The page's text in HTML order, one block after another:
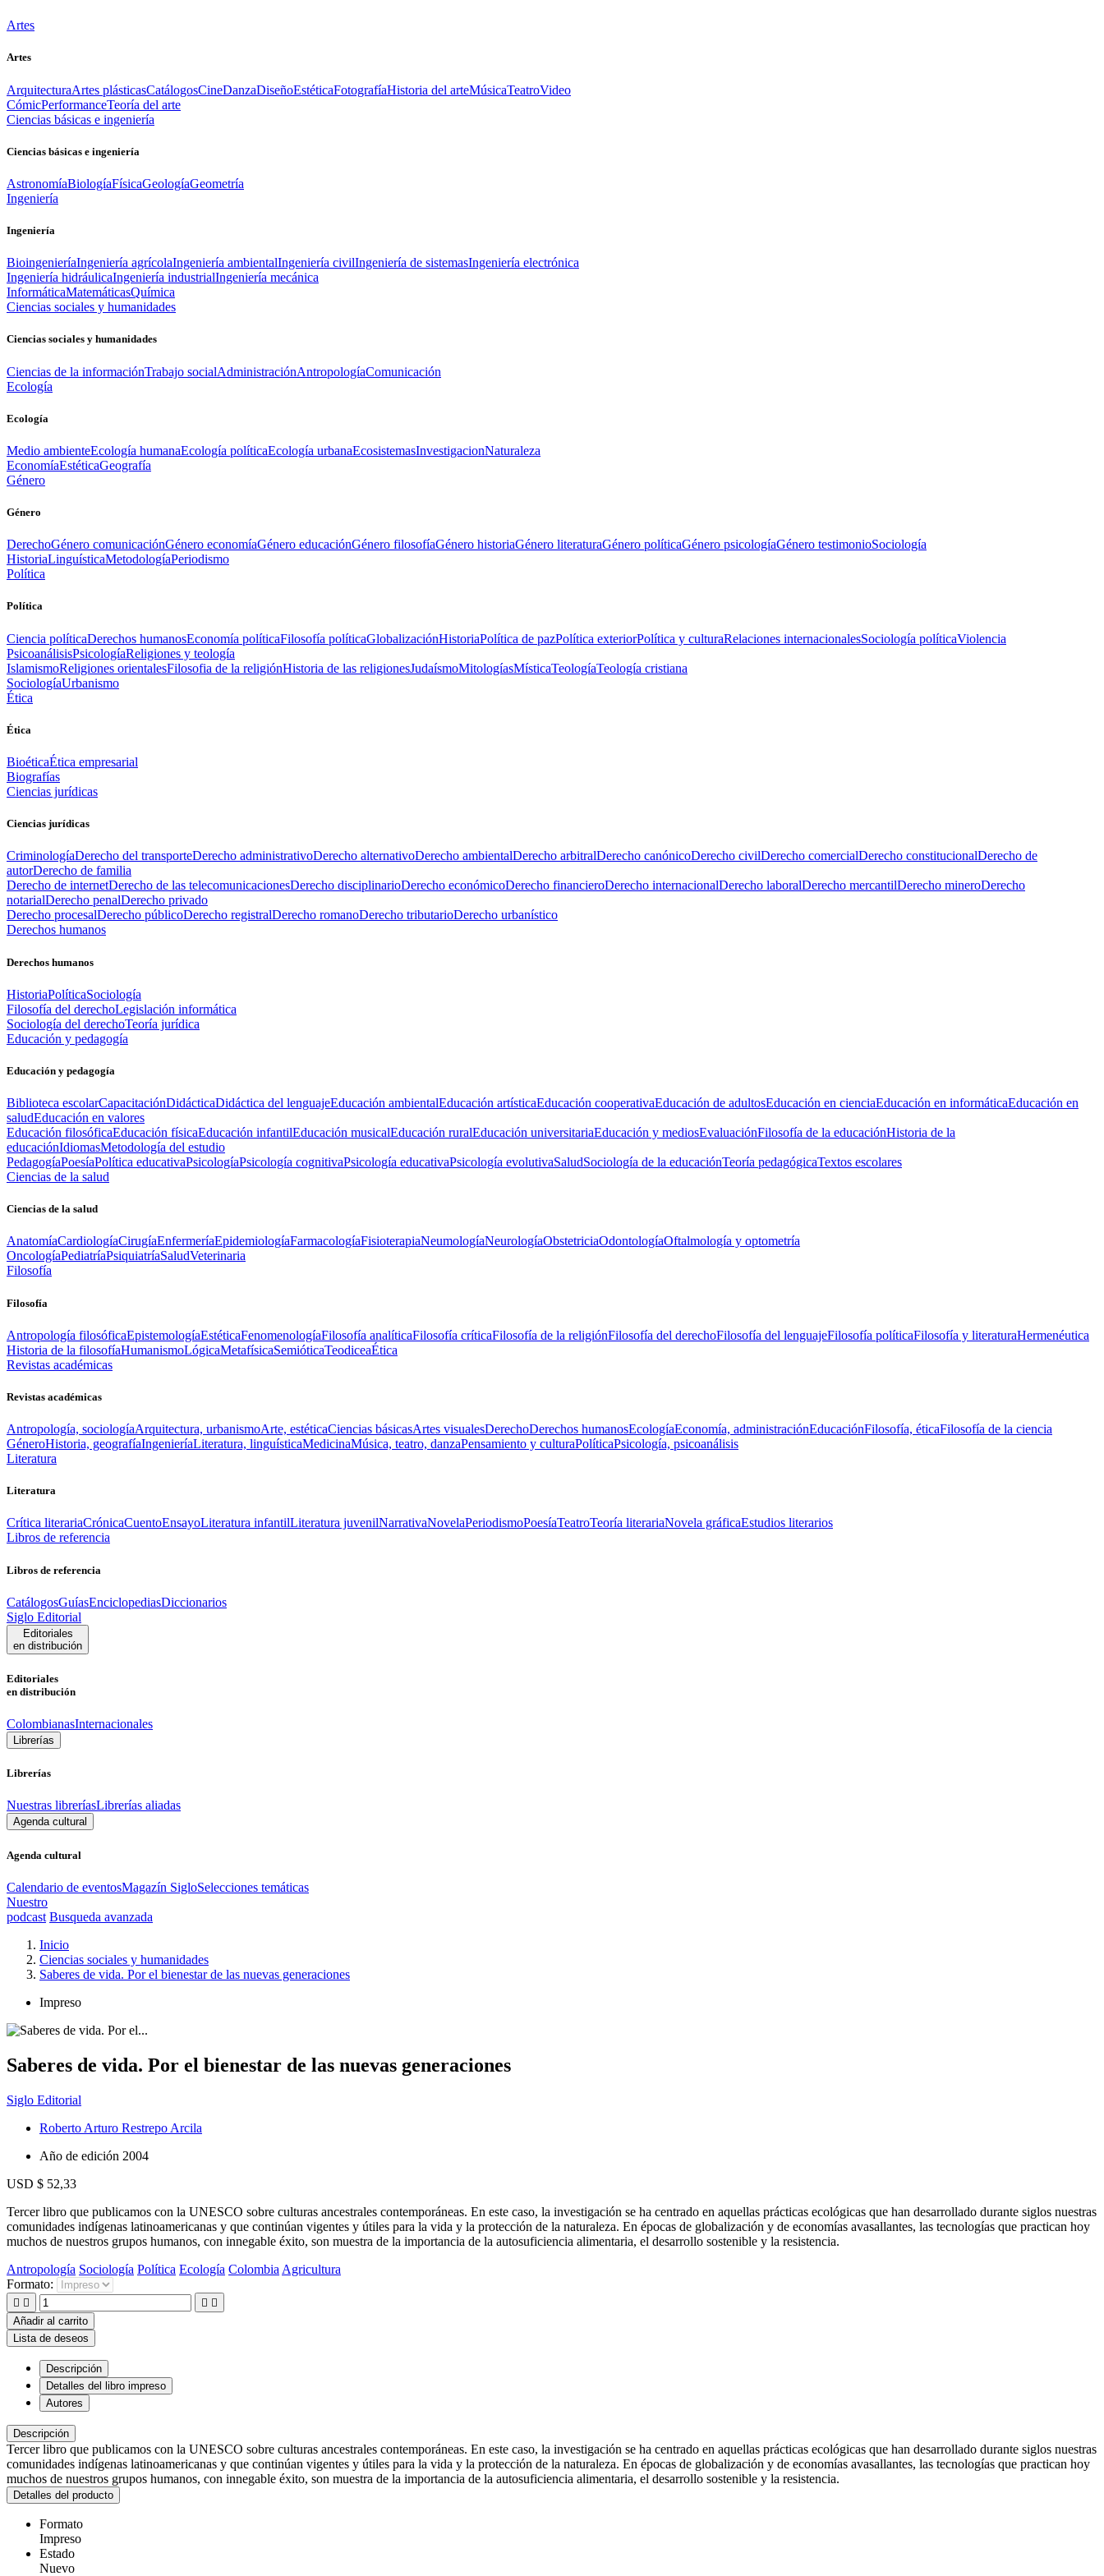
Artes
Artes
ArquitecturaArtes plásticasCatálogosCineDanzaDiseñoEstéticaFotografíaHistoria del arteMúsicaTeatroVideo
CómicPerformanceTeoría del arte
Ciencias básicas e ingeniería
Ciencias básicas e ingeniería
AstronomíaBiologíaFísicaGeologíaGeometría
Ingeniería
Ingeniería
BioingenieríaIngeniería agrícolaIngeniería ambientalIngeniería civilIngeniería de sistemasIngeniería electrónica
Ingeniería hidráulicaIngeniería industrialIngeniería mecánica
InformáticaMatemáticasQuímica
Ciencias sociales y humanidades
Ciencias sociales y humanidades
Ciencias de la informaciónTrabajo socialAdministraciónAntropologíaComunicación
Ecología
Ecología
Medio ambienteEcología humanaEcología políticaEcología urbanaEcosistemasInvestigacionNaturaleza
EconomíaEstéticaGeografía
Género
Género
DerechoGénero comunicaciónGénero economíaGénero educaciónGénero filosofíaGénero historiaGénero literaturaGénero políticaGénero psicologíaGénero testimonioSociología
HistoriaLinguísticaMetodologíaPeriodismo
Política
Política
Ciencia políticaDerechos humanosEconomía políticaFilosofía políticaGlobalizaciónHistoriaPolítica de pazPolítica exteriorPolítica y culturaRelaciones internacionalesSociología políticaViolencia
PsicoanálisisPsicologíaReligiones y teología
IslamismoReligiones orientalesFilosofia de la religiónHistoria de las religionesJudaísmoMitologíasMísticaTeologíaTeología cristiana
SociologíaUrbanismo
Ética
Ética
BioéticaÉtica empresarial
Biografías
Ciencias jurídicas
Ciencias jurídicas
CriminologíaDerecho del transporteDerecho administrativoDerecho alternativoDerecho ambientalDerecho arbitralDerecho canónicoDerecho civilDerecho comercialDerecho constitucionalDerecho de
autorDerecho de familia
Derecho de internetDerecho de las telecomunicacionesDerecho disciplinarioDerecho económicoDerecho financieroDerecho internacionalDerecho laboralDerecho mercantilDerecho mineroDerecho
notarialDerecho penalDerecho privado
Derecho procesalDerecho públicoDerecho registralDerecho romanoDerecho tributarioDerecho urbanístico
Derechos humanos
Derechos humanos
HistoriaPolíticaSociología
Filosofía del derechoLegislación informática
Sociología del derechoTeoría jurídica
Educación y pedagogía
Educación y pedagogía
Biblioteca escolarCapacitaciónDidácticaDidáctica del lenguajeEducación ambientalEducación artísticaEducación cooperativaEducación de adultosEducación en cienciaEducación en informáticaEducación en
saludEducación en valores
Educación filosóficaEducación físicaEducación infantilEducación musicalEducación ruralEducación universitariaEducación y mediosEvaluaciónFilosofía de la educaciónHistoria de la
educaciónIdiomasMetodología del estudio
PedagogíaPoesíaPolítica educativaPsicologíaPsicología cognitivaPsicología educativaPsicología evolutivaSaludSociología de la educaciónTeoría pedagógicaTextos escolares
Ciencias de la salud
Ciencias de la salud
AnatomíaCardiologíaCirugíaEnfermeríaEpidemiologíaFarmacologíaFisioterapiaNeumologíaNeurologíaObstetriciaOdontologíaOftalmología y optometría
OncologíaPediatríaPsiquiatríaSaludVeterinaria
Filosofía
Filosofía
Antropología filosóficaEpistemologíaEstéticaFenomenologíaFilosofía analíticaFilosofía críticaFilosofía de la religiónFilosofía del derechoFilosofía del lenguajeFilosofía políticaFilosofía y literaturaHermenéutica
Historia de la filosofíaHumanismoLógicaMetafísicaSemióticaTeodiceaÉtica
Revistas académicas
Revistas académicas
Antropología, sociologíaArquitectura, urbanismoArte, estéticaCiencias básicasArtes visualesDerechoDerechos humanosEcologíaEconomía, administraciónEducaciónFilosofía, éticaFilosofía de la ciencia
GéneroHistoria, geografíaIngenieríaLiteratura, linguísticaMedicinaMúsica, teatro, danzaPensamiento y culturaPolíticaPsicología, psicoanálisis
Literatura
Literatura
Crítica literariaCrónicaCuentoEnsayoLiteratura infantilLiteratura juvenilNarrativaNovelaPeriodismoPoesíaTeatroTeoría literariaNovela gráficaEstudios literarios
Libros de referencia
Libros de referencia
CatálogosGuíasEnciclopediasDiccionarios
Siglo Editorial
Editoriales
en distribución
Editoriales
en distribución
ColombianasInternacionales
Librerías
Librerías
Nuestras libreríasLibrerías aliadas
Agenda cultural
Agenda cultural
Calendario de eventosMagazín SigloSelecciones temáticas
Nuestro
podcast Busqueda avanzada
Inicio
Ciencias sociales y humanidades
Saberes de vida. Por el bienestar de las nuevas generaciones
Impreso
Saberes de vida. Por el bienestar de las nuevas generaciones
Siglo Editorial
Roberto Arturo Restrepo Arcila
Año de edición 2004
USD $ 52,33
Tercer libro que publicamos con la UNESCO sobre culturas ancestrales contemporáneas. En este caso, la investigación se ha centrado en aquellas prácticas ecológicas que han desarrollado durante siglos nuestras
comunidades indígenas latinoamericanas y que continúan vigentes y útiles para la vida y la protección de la naturaleza. En épocas de globalización y de economías avasallantes, las tecnologías que practican hoy
muchos de nuestros grupos humanos, con innegable éxito, son muestra de la importancia de la autosuficiencia alimentaria, el desarrollo sostenible y la resistencia.
Antropología Sociología Política Ecología Colombia Agricultura
Formato:
   
Añadir al carrito
Lista de deseos
Descripción
Detalles del libro impreso
Autores
Descripción
Tercer libro que publicamos con la UNESCO sobre culturas ancestrales contemporáneas. En este caso, la investigación se ha centrado en aquellas prácticas ecológicas que han desarrollado durante siglos nuestras
comunidades indígenas latinoamericanas y que continúan vigentes y útiles para la vida y la protección de la naturaleza. En épocas de globalización y de economías avasallantes, las tecnologías que practican hoy
muchos de nuestros grupos humanos, con innegable éxito, son muestra de la importancia de la autosuficiencia alimentaria, el desarrollo sostenible y la resistencia.
Detalles del producto
Formato
Impreso
Estado
Nuevo